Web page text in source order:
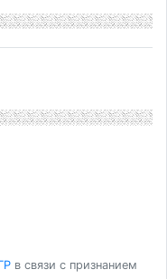
в связи с признанием